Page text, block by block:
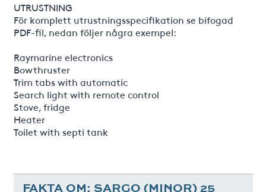
UTRUSTNING
För komplett utrustningsspecifikation se bifogad
PDF-fil, nedan följer några exempel:
Raymarine electronics
Bowthruster
Trim tabs with automatic
Search light with remote control
Stove, fridge
Heater
Toilet with septi tank
FAKTA OM: SARGO (MINOR) 25